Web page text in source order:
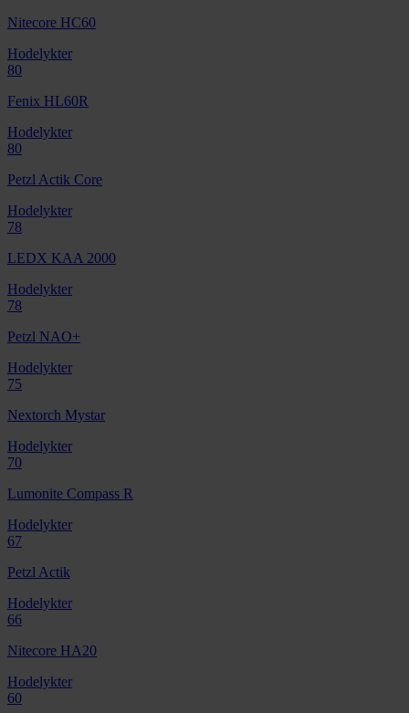
Nitecore HC60
Hodelykter
80
Fenix HL60R
Hodelykter
80
Petzl Actik Core
Hodelykter
78
LEDX KAA 2000
Hodelykter
78
Petzl NAO+
Hodelykter
75
Nextorch Mystar
Hodelykter
70
Lumonite Compass R
Hodelykter
67
Petzl Actik
Hodelykter
66
Nitecore HA20
Hodelykter
60